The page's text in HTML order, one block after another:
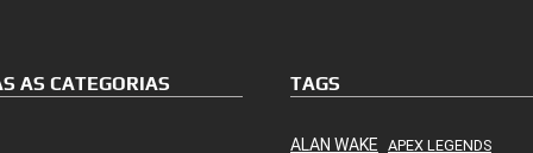
AS CATEGORIAS TAGS
ALAN WAKE APEX LEGENDS